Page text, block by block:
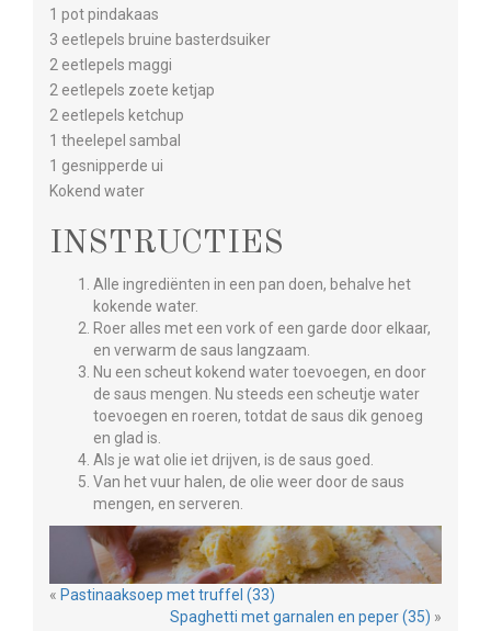
1 pot pindakaas
3 eetlepels bruine basterdsuiker
2 eetlepels maggi
2 eetlepels zoete ketjap
2 eetlepels ketchup
1 theelepel sambal
1 gesnipperde ui
Kokend water
INSTRUCTIES
Alle ingrediënten in een pan doen, behalve het
kokende water.
Roer alles met een vork of een garde door elkaar,
en verwarm de saus langzaam.
Nu een scheut kokend water toevoegen, en door
de saus mengen. Nu steeds een scheutje water
toevoegen en roeren, totdat de saus dik genoeg
en glad is.
Als je wat olie iet drijven, is de saus goed.
Van het vuur halen, de olie weer door de saus
mengen, en serveren.
« Pastinaaksoep met truffel (33)
Spaghetti met garnalen en peper (35) »